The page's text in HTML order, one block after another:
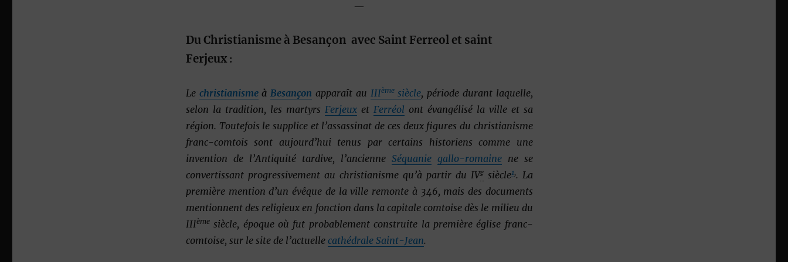
—
Du Christianisme à Besançon avec Saint Ferreol et saint
Ferjeux:
Le christianismeàBesançon apparaît au IIIèmesiècle, période durant laquelle,
selon la tradition, les martyrs Ferjeuxet Ferréol ont évangélisé la ville et sa
région. Toutefois le supplice et l’assassinat de ces deux figures du christianisme
franc-comtois sont aujourd’hui tenus par certains historiens comme une
invention de l’Antiquité tardive, l’ancienne Séquanie gallo-romainene se
convertissant progressivement au christianisme qu’à partir du IVesiècle1,. La
première mention d’un évêque de la ville remonte à 346, mais des documents
mentionnent des religieux en fonction dans la capitale comtoise dès le milieu du
IIIèmesiècle, époque où fut probablement construite la première église franc-
comtoise, sur le site de l’actuelle cathédrale Saint-Jean.